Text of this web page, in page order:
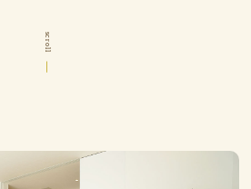
scroll